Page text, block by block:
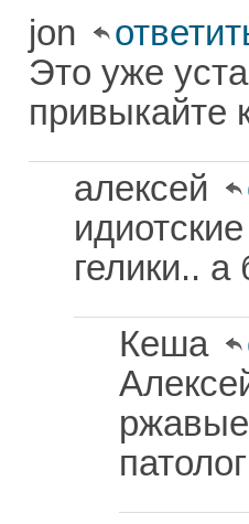
jon
Это уже
привыкайте
алексей
гелики..
Кеша